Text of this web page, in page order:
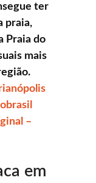
ter
praia,
Praia do
mais
–
em